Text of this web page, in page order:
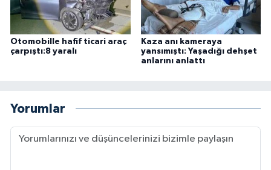
Otomobille hafif ticari araç
çarpıştı:8 yaralı
Kaza anı kameraya
yansımıştı: Yaşadığı dehşet
anlarını anlattı
Yorumlar